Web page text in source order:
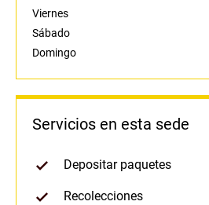
Viernes
Sábado
Domingo
Servicios en esta sede
Depositar paquetes
Recolecciones